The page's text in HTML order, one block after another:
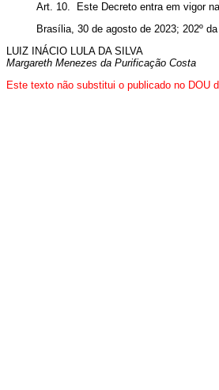
Art. 10. Este Decreto entra em vigor
Brasília, 30 de agosto de 2023; 202º
LUIZ INÁCIO LULA DA SILVA
Margareth Menezes da Purificação Costa
Este texto não substitui o publicado no DOU